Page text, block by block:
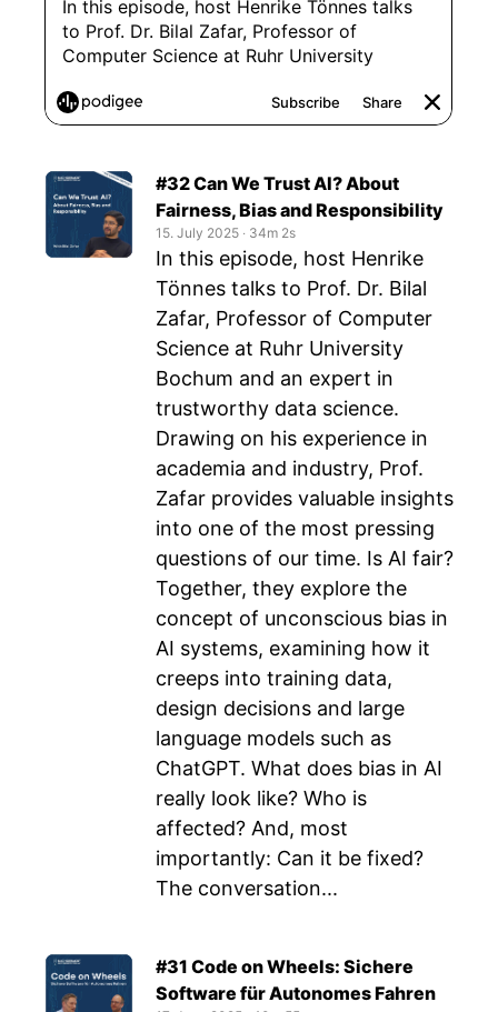
#32 Can We Trust AI? About
Fairness, Bias and Responsibility
15. July 2025 ‧ 34m 2s
In this episode, host Henrike
Tönnes talks to Prof. Dr. Bilal
Zafar, Professor of Computer
Science at Ruhr University
Bochum and an expert in
trustworthy data science.
Drawing on his experience in
academia and industry, Prof.
Zafar provides valuable insights
into one of the most pressing
questions of our time. Is AI fair?
Together, they explore the
concept of unconscious bias in
AI systems, examining how it
creeps into training data,
design decisions and large
language models such as
ChatGPT. What does bias in AI
really look like? Who is
affected? And, most
importantly: Can it be fixed?
The conversation...
#31 Code on Wheels: Sichere
Software für Autonomes Fahren